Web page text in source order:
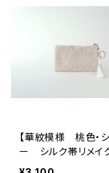
【華紋模様 桃色・
ー シルク帯リメイ
グチャーム型ミニポー